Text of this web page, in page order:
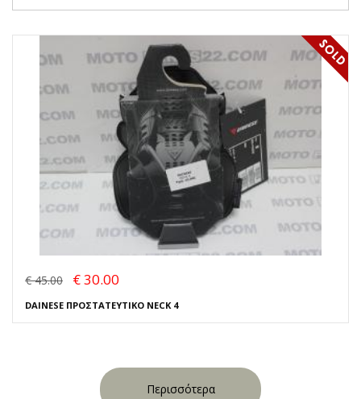
€ 45.00 € 30.00
DAINESE ΠΡΟΣΤΑΤΕΥΤΙΚΟ NECK 4
Περισσότερα